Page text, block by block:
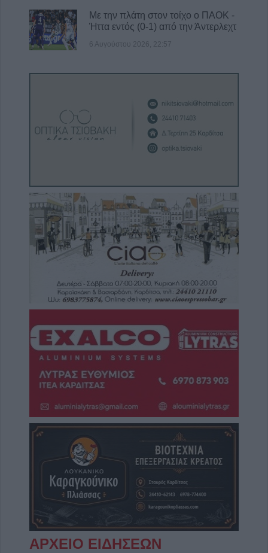
Με την πλάτη στον τοίχο ο ΠΑΟΚ -
Ήττα εντός (0-1) από την Άντερλεχτ
6 Αυγούστου 2026, 22:57
ΑΡΧΕΙΟ ΕΙΔΗΣΕΩΝ